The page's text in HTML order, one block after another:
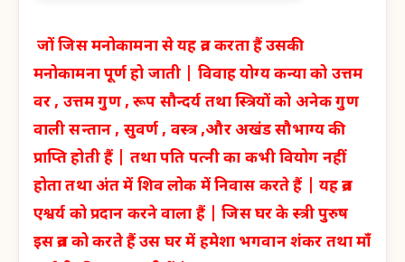
जों जिस मनोकामना से यह व्रत करता हैं उसकी
मनोकामना पूर्ण हो जाती | विवाह योग्य कन्या को उत्तम
वर , उत्तम गुण , रूप सौन्दर्य तथा स्त्रियों को अनेक गुण
वाली सन्तान , सुवर्ण , वस्त्र ,और अखंड सौभाग्य की
प्राप्ति होती हैं | तथा पति पत्नी का कभी वियोग नहीं
होता तथा अंत में शिव लोक में निवास करते हैं | यह व्रत
एश्वर्य को प्रदान करने वाला हैं | जिस घर के स्त्री पुरुष
इस व्रत को करते हैं उस घर में हमेशा भगवान शंकर तथा माँ